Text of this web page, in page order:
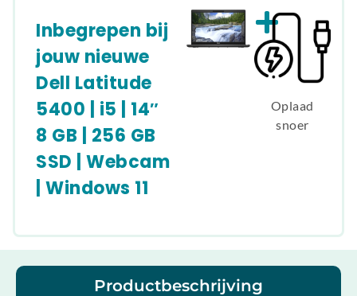
Inbegrepen bij
jouw nieuwe
Dell Latitude
5400 | i5 | 14″
8 GB | 256 GB
SSD | Webcam
| Windows 11
Oplaad
snoer
Productbeschrijving